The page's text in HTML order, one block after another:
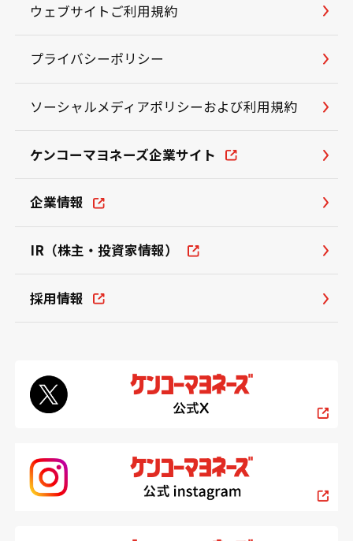
ウェブサイトご利用規約
プライバシーポリシー
ソーシャルメディアポリシーおよび利用規約
ケンコーマヨネーズ企業サイト
企業情報
IR（株主・投資家情報）
採用情報